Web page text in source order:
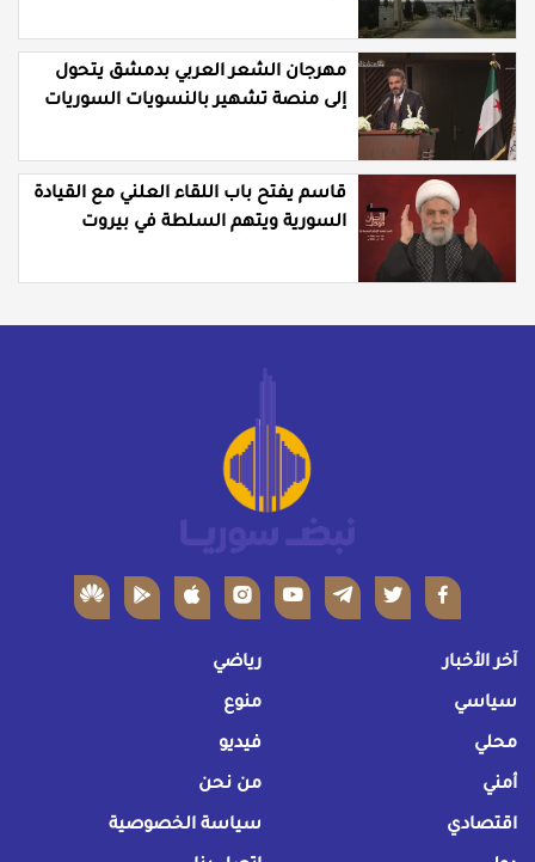
مهرجان الشعر العربي بدمشق يتحول
إلى منصة تشهير بالنسويات السوريات
قاسم يفتح باب اللقاء العلني مع القيادة
السورية ويتهم السلطة في بيروت
آخر الأخبار
سياسي
محلي
أمني
اقتصادي
رياضي
منوع
فيديو
من نحن
سياسة الخصوصية